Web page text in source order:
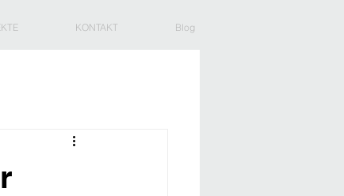
KONTAKT Blog